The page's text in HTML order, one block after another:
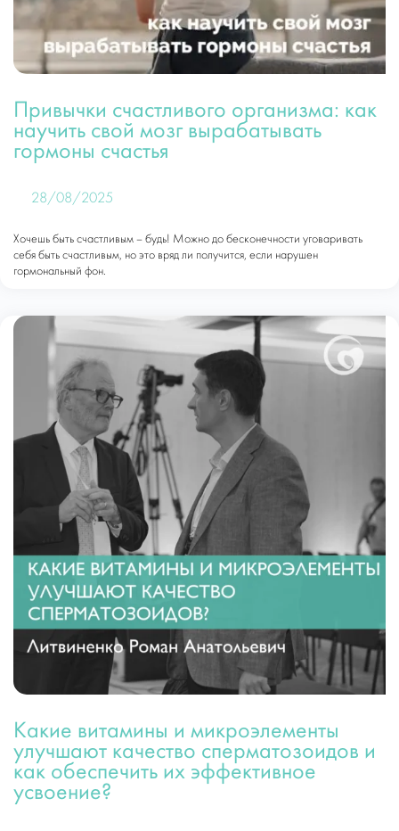
Привычки счастливого организма: как
научить свой мозг вырабатывать
гормоны счастья
28/08/2025
Хочешь быть счастливым – будь! Можно до бесконечности уговаривать
себя быть счастливым, но это вряд ли получится, если нарушен
гормональный фон.
Какие витамины и микроэлементы
улучшают качество сперматозоидов и
как обеспечить их эффективное
усвоение?